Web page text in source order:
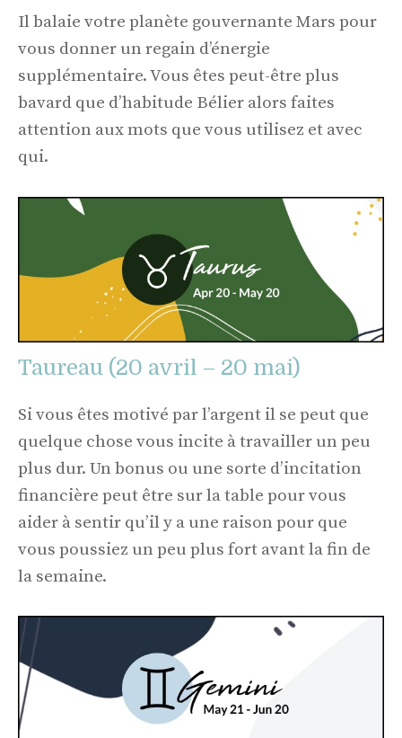
Il balaie votre planète gouvernante Mars pour
vous donner un regain d’énergie
supplémentaire. Vous êtes peut-être plus
bavard que d’habitude Bélier alors faites
attention aux mots que vous utilisez et avec
qui.
Taureau (20 avril – 20 mai)
Si vous êtes motivé par l’argent il se peut que
quelque chose vous incite à travailler un peu
plus dur. Un bonus ou une sorte d’incitation
financière peut être sur la table pour vous
aider à sentir qu’il y a une raison pour que
vous poussiez un peu plus fort avant la fin de
la semaine.